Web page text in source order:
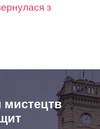
з
мистецтв